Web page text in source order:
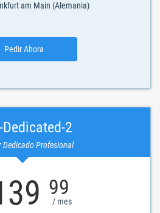
am Main (Alemania)
Pedir Ahora
2
Dedicado Profesional
99
/ mes